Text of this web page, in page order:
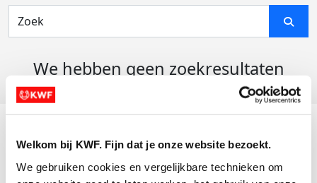
Welkom bij KWF. Fijn dat je onze website bezoekt.
We gebruiken cookies en vergelijkbare technieken om
We hebben geen zoekresultaten
Actiematerialen
Evenementen